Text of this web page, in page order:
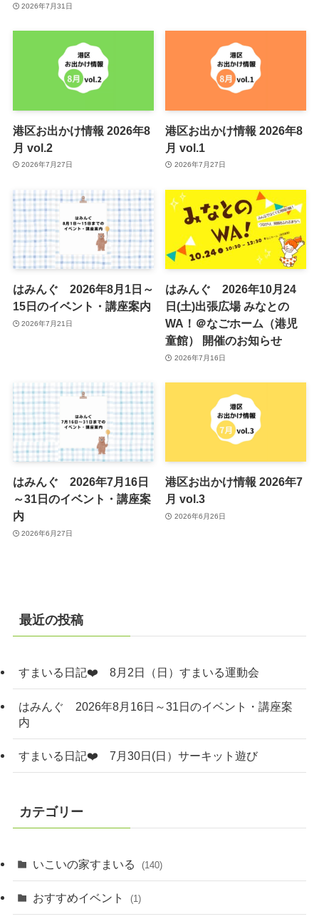
2026年7月31日
港区お出かけ情報 2026年8
月 vol.2
2026年7月27日
港区お出かけ情報 2026年8
月 vol.1
2026年7月27日
はみんぐ 2026年8月1日～
15日のイベント・講座案内
2026年7月21日
はみんぐ 2026年10月24
日(土)出張広場 みなとの
WA！＠なごホーム（港児
童館） 開催のお知らせ
2026年7月16日
はみんぐ 2026年7月16日
～31日のイベント・講座案
内
2026年6月27日
港区お出かけ情報 2026年7
月 vol.3
2026年6月26日
最近の投稿
すまいる日記❤️ 8月2日（日）すまいる運動会
はみんぐ 2026年8月16日～31日のイベント・講座案
内
すまいる日記❤️ 7月30日(日）サーキット遊び
カテゴリー
いこいの家すまいる (140)
おすすめイベント (1)